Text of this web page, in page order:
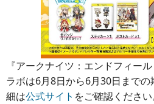
『アークナイツ：エンドフィー
ラボは6月8日から6月30日まで
細は公式サイト をご確認ください